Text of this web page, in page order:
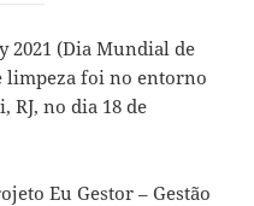
2021 (Dia Mundial de
limpeza foi no entorno
RJ, no dia 18 de
Eu Gestor – Gestão